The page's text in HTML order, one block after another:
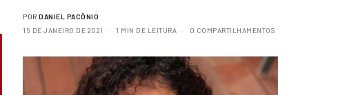
POR DANIEL PACÔNIO
15 DE JANEIRO DE 2021
1 MIN DE LEITURA 0 COMPARTILHAMENTOS